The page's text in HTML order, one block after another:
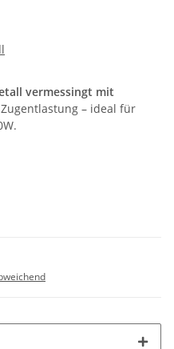
vermessingt mit
– ideal für